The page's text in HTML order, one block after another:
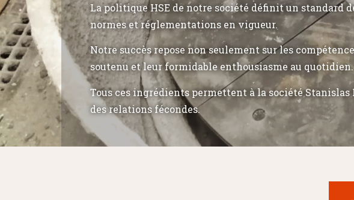
La politique HSE de notre société définit un standard
normes et réglementations en vigueur.
Notre succès repose non seulement sur les
soutenu et leur formidable enthousiasme au quotidien.
Tous ces ingrédients permettent à la société
des relations fécondes.